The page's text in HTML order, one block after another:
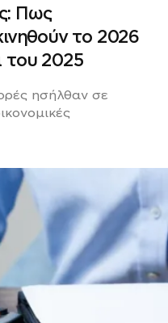
Πως
το 2026
του 2025
ησήλθαν σε